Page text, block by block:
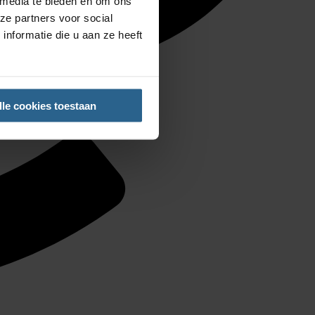
partners voor social
die u aan ze heeft
cookies toestaan